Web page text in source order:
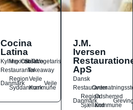
Cocina
Latina
Kylling
Mexicansk
OstSalat
TacoVegetarisk
RestauranterTakeaway
Danmark
Region
Syddanmark
Vejle
Kommune
Vejle
J.M.
Iversen
ApS
Dansk
Restauranter
Danmark
Region
Sjælland
Odsherred
Kommune